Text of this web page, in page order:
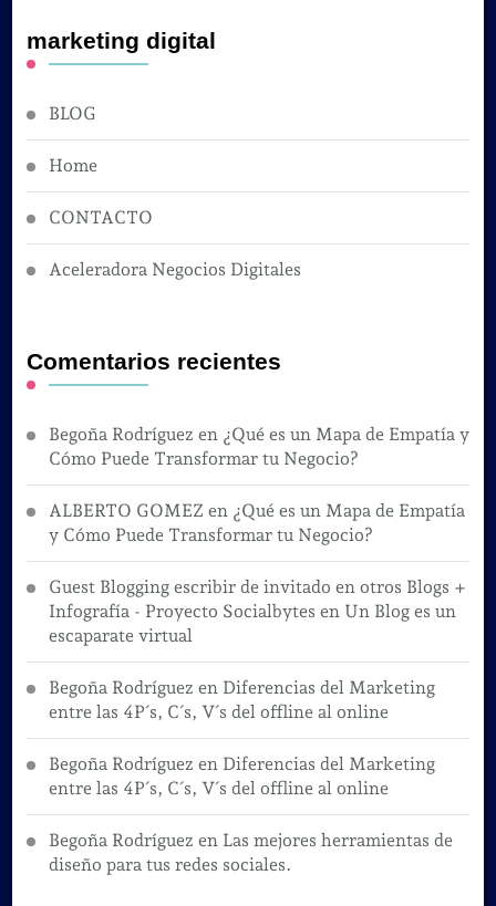
marketing digital
BLOG
Home
CONTACTO
Aceleradora Negocios Digitales
Comentarios recientes
Begoña Rodríguez en ¿Qué es un Mapa de Empatía y
Cómo Puede Transformar tu Negocio?
ALBERTO GOMEZ en ¿Qué es un Mapa de Empatía
y Cómo Puede Transformar tu Negocio?
Guest Blogging escribir de invitado en otros Blogs +
Infografía - Proyecto Socialbytes en Un Blog es un
escaparate virtual
Begoña Rodríguez en Diferencias del Marketing
entre las 4P´s, C´s, V´s del offline al online
Begoña Rodríguez en Diferencias del Marketing
entre las 4P´s, C´s, V´s del offline al online
Begoña Rodríguez en Las mejores herramientas de
diseño para tus redes sociales.